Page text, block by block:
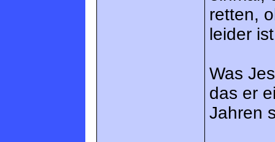
retten,
leider
Was
das er
Jahren